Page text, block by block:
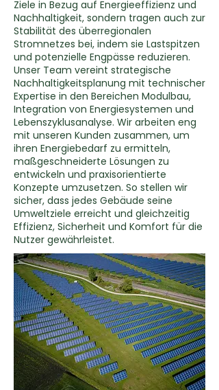
Ziele in Bezug auf Energieeffizienz und
Nachhaltigkeit, sondern tragen auch zur
Stabilität des überregionalen
Stromnetzes bei, indem sie Lastspitzen
und potenzielle Engpässe reduzieren.
Unser Team vereint strategische
Nachhaltigkeitsplanung mit technischer
Expertise in den Bereichen Modulbau,
Integration von Energiesystemen und
Lebenszyklusanalyse. Wir arbeiten eng
mit unseren Kunden zusammen, um
ihren Energiebedarf zu ermitteln,
maßgeschneiderte Lösungen zu
entwickeln und praxisorientierte
Konzepte umzusetzen. So stellen wir
sicher, dass jedes Gebäude seine
Umweltziele erreicht und gleichzeitig
Effizienz, Sicherheit und Komfort für die
Nutzer gewährleistet.